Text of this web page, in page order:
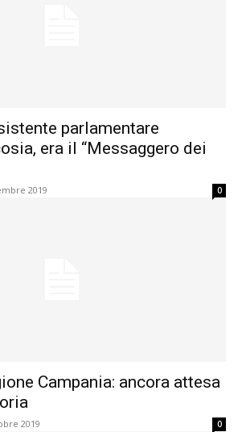
parlamentare
era il “Messaggero dei
2019 0
Campania: ancora attesa
2019 0